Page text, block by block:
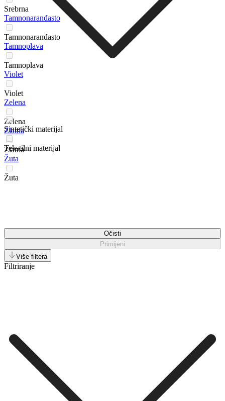
Srebrna
Tamnonaranđasto
Tamnonaranđasto
Tamnoplava
Tamnoplava
Violet
Violet
Zelena
Zelena
Zlatna
Zlatna
Žuta
Žuta
Sintetički materijal
Tekstilni materijal
Očisti
Primijeni
Više filtera
Filtriranje